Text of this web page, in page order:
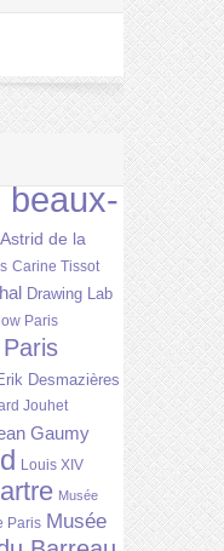
beaux-
Astrid de la
Carine Tissot
Drawing Lab
Paris
Desmazières
Jouhet
Gaumy
Louis XIV
Musée
Paris Musée